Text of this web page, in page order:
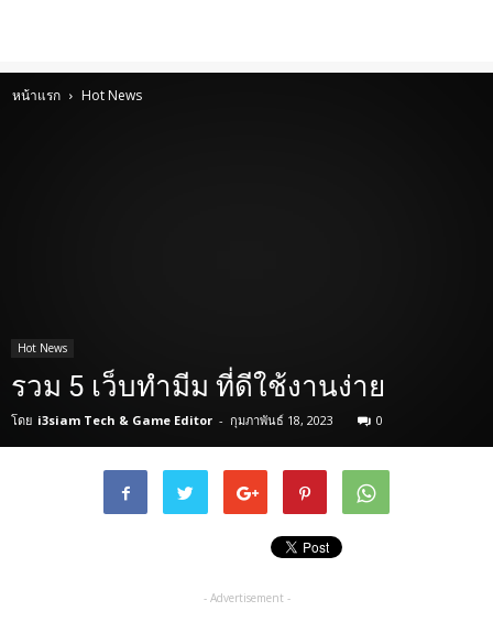
หน้าแรก Hot News
Hot News
รวม 5 เว็บทำมีม ที่ดีใช้งานง่าย
โดย i3siam Tech & Game Editor - กุมภาพันธ์ 18, 2023 0
- Advertisement -